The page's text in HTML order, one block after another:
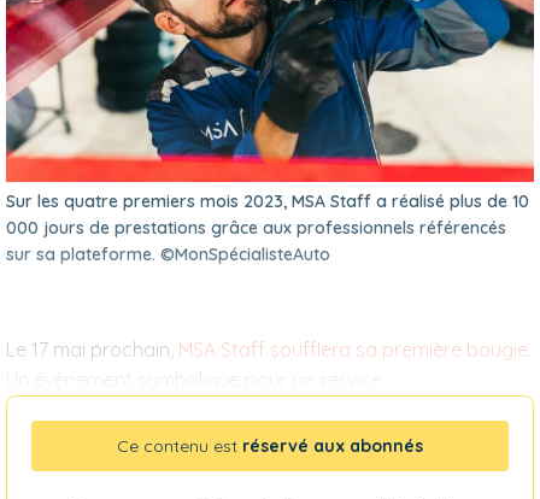
Sur les quatre premiers mois 2023, MSA Staff a réalisé plus de 10
000 jours de prestations grâce aux professionnels référencés
sur sa plateforme. ©MonSpécialisteAuto
Le 17 mai prochain, MSA Staff soufflera sa première bougie.
Ce contenu est réservé aux abonnés